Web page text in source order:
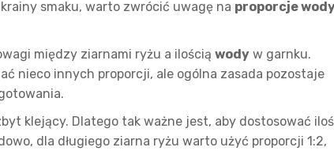
smaku, warto zwrócić uwagę na proporcje
między ziarnami ryżu a ilością wody w garnku.
nieco innych proporcji, ale ogólna zasada pozostaje
klejący. Dlatego tak ważne jest, aby dostosować
dla długiego ziarna ryżu warto użyć proporcji 1:2,